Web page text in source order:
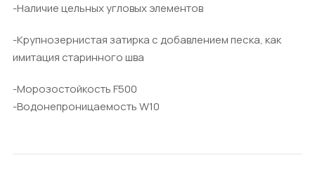
-Наличие цельных угловых элементов
-Крупнозернистая затирка с добавлением песка, как
имитация старинного шва
-Морозостойкость F500
-Водонепроницаемость W10